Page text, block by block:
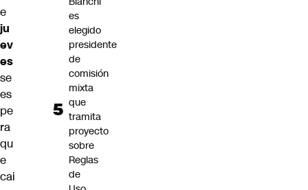
e
ju
ev
es
se
es
pe
ra
qu
e
cai
es
elegido
presidente
de
comisión
mixta
que
tramita
proyecto
sobre
Reglas
de